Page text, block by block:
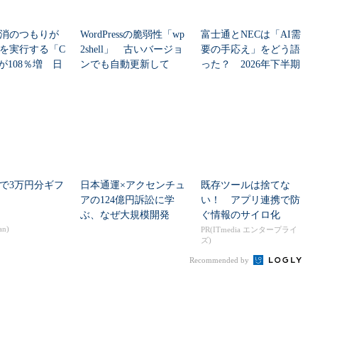
のつもりが
実行する「C
108％増 日
WordPressの脆弱性「wp
2shell」 古いバージョ
ンでも自動更新して
富士通とNECは「AI需
要の手応え」をどう語
った？ 2026年下半期
3万円分ギフ
日本通運×アクセンチュ
アの124億円訴訟に学
ぶ、なぜ大規模開発
既存ツールは捨てな
い！ アプリ連携で防
ぐ情報のサイロ化
PR(ITmedia エンタープライ
ズ)
Recommended by